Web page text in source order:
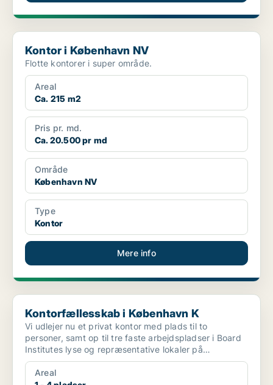
Kontor i København NV
Kontor i København NV
Flotte kontorer i super område.
Areal
Ca. 215 m2
Pris pr. md.
Ca. 20.500 pr md
Område
København NV
Type
Kontor
Mere info
Kontorfællesskab i København K
Kontorfællesskab i København K
Vi udlejer nu et privat kontor med plads til to
personer, samt op til tre faste arbejdspladser i Board
Institutes lyse og repræsentative lokaler på
Amaliegad...
Areal